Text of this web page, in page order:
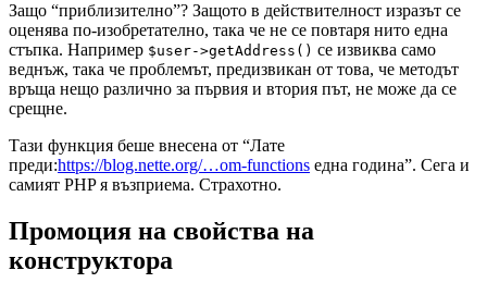
Защо “приблизително”? Защото в действителност изразът се
оценява по-изобретателно, така че не се повтаря нито една
стъпка. Например $user->getAddress() се извиква само
веднъж, така че проблемът, предизвикан от това, че методът
връща нещо различно за първия и втория път, не може да се
срещне.
Тази функция беше внесена от “Лате
преди:https://blog.nette.org/…om-functions една година”. Сега и
самият PHP я възприема. Страхотно.
Промоция на свойства на
конструктора